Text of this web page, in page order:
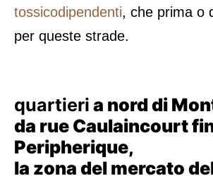
tossicodipendenti, che prima o
per queste strade.
quartieri a nord di
da rue Caulaincourt
Peripherique,
la zona del mercato